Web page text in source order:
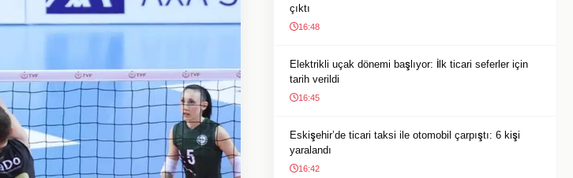
çıktı
16:48
Elektrikli uçak dönemi başlıyor: İlk ticari seferler için
tarih verildi
16:45
Eskişehir’de ticari taksi ile otomobil çarpıştı: 6 kişi
yaralandı
16:42